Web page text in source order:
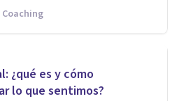
Coaching
¿qué es y cómo
lo que sentimos?